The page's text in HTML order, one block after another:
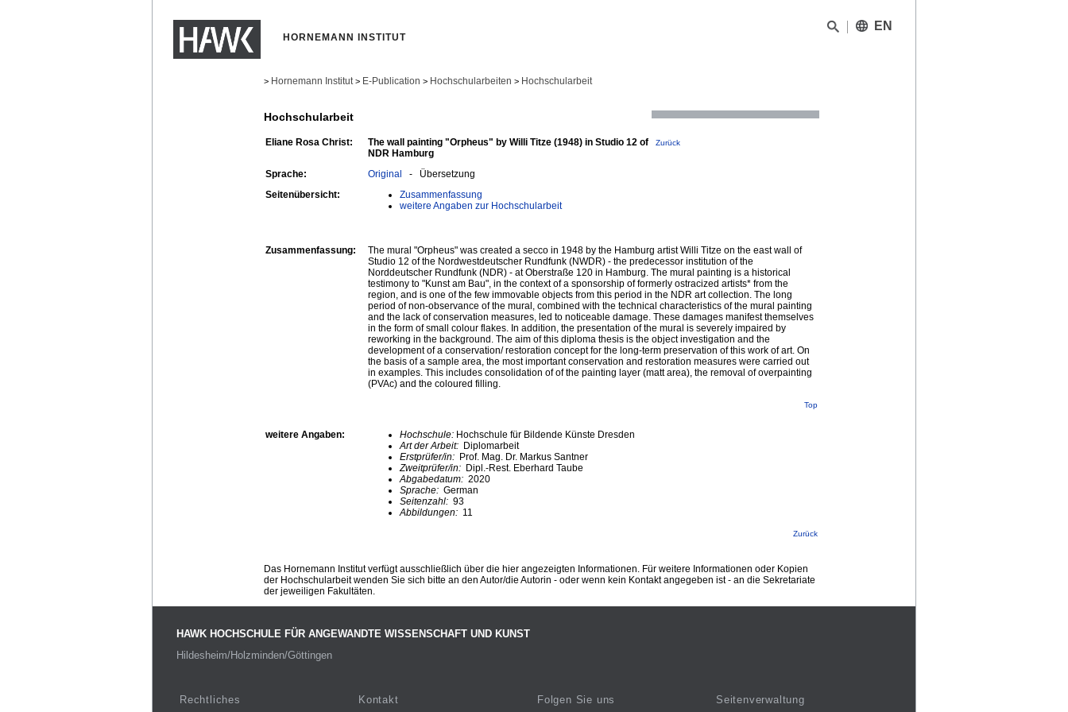
HORNEMANN INSTITUT
EN
> Hornemann Institut > E-Publication > Hochschularbeiten > Hochschularbeit
Hochschularbeit
Eliane Rosa Christ:
The wall painting "Orpheus" by Willi Titze (1948) in Studio 12 of
NDR Hamburg
Zurück
Sprache: Original - Übersetzung
Seitenübersicht:
Zusammenfassung
weitere Angaben zur Hochschularbeit
Zusammenfassung:
The mural "Orpheus" was created a secco in 1948 by the Hamburg artist Willi Titze on the east wall of
Studio 12 of the Nordwestdeutscher Rundfunk (NWDR) - the predecessor institution of the
Norddeutscher Rundfunk (NDR) - at Oberstraße 120 in Hamburg. The mural painting is a historical
testimony to "Kunst am Bau", in the context of a sponsorship of formerly ostracized artists* from the
region, and is one of the few immovable objects from this period in the NDR art collection. The long
period of non-observance of the mural, combined with the technical characteristics of the mural painting
and the lack of conservation measures, led to noticeable damage. These damages manifest themselves
in the form of small colour flakes. In addition, the presentation of the mural is severely impaired by
reworking in the background. The aim of this diploma thesis is the object investigation and the
development of a conservation/ restoration concept for the long-term preservation of this work of art. On
the basis of a sample area, the most important conservation and restoration measures were carried out
in examples. This includes consolidation of of the painting layer (matt area), the removal of overpainting
(PVAc) and the coloured filling.
Top
weitere Angaben: Hochschule: Hochschule für Bildende Künste Dresden
Art der Arbeit: Diplomarbeit
Erstprüfer/in: Prof. Mag. Dr. Markus Santner
Zweitprüfer/in: Dipl.-Rest. Eberhard Taube
Abgabedatum: 2020
Sprache: German
Seitenzahl: 93
Abbildungen: 11
Zurück
Das Hornemann Institut verfügt ausschließlich über die hier angezeigten Informationen. Für weitere Informationen oder Kopien
der Hochschularbeit wenden Sie sich bitte an den Autor/die Autorin - oder wenn kein Kontakt angegeben ist - an die Sekretariate
der jeweiligen Fakultäten.
HAWK HOCHSCHULE FÜR ANGEWANDTE WISSENSCHAFT UND KUNST
Hildesheim/Holzminden/Göttingen
Rechtliches Kontakt Folgen Sie uns Seitenverwaltung